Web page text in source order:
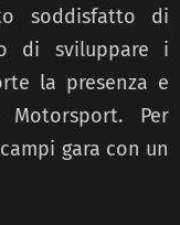
soddisfatto di
di sviluppare i
la presenza e
Motorsport. Per
gara con un